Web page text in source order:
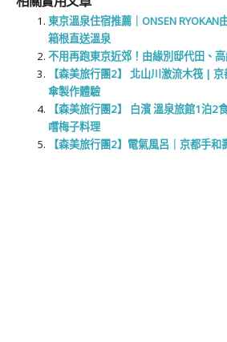
東京溫泉住宿推薦｜ONSEN RYOKAN
箱根直送溫泉
不用再跑東京近郊！由緣別邸代田、
【森美旅行團2】 北山川激流木筏 |
傘製作體驗
【森美旅行團2】 白濱 溫泉旅館1泊
嚐梅子料理
【森美旅行團2】電氣風呂｜京都手